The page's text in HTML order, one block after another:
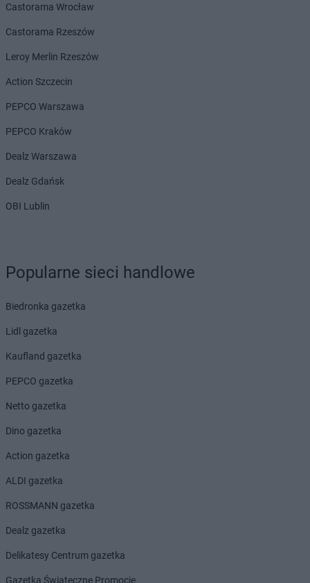
Castorama Wrocław
Castorama Rzeszów
Leroy Merlin Rzeszów
Action Szczecin
PEPCO Warszawa
PEPCO Kraków
Dealz Warszawa
Dealz Gdańsk
OBI Lublin
Popularne sieci handlowe
Biedronka gazetka
Lidl gazetka
Kaufland gazetka
PEPCO gazetka
Netto gazetka
Dino gazetka
Action gazetka
ALDI gazetka
ROSSMANN gazetka
Dealz gazetka
Delikatesy Centrum gazetka
Gazetka Świąteczne Promocje